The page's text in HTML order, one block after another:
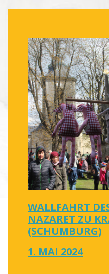
WALLFAHRT
NAZARET ZU
(SCHUMBURG)
1. MAI 2024